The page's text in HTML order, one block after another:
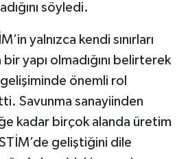
söyledi.
yalnızca kendi sınırları
yapı olmadığını belirterek
önemli rol
Savunma sanayiinden
kadar birçok alanda üretim
geliştiğini dile